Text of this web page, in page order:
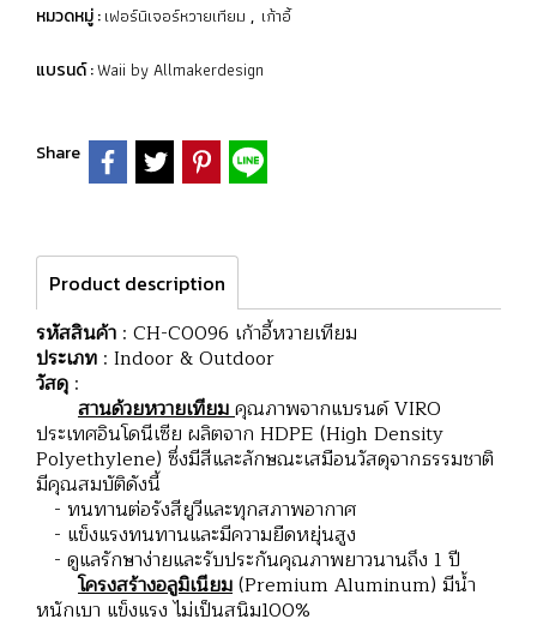
หมวดหมู่ :เฟอร์นิเจอร์หวายเทียม , เก้าอี้
แบรนด์ :Waii by Allmakerdesign
Share
Product description
รหัสสินค้า : CH-C0096 เก้าอี้หวายเทียม
ประเภท : Indoor & Outdoor
วัสดุ :
สานด้วยหวายเทียมคุณภาพจากแบรนด์ VIRO
ประเทศอินโดนีเซีย ผลิตจาก HDPE (High Density
Polyethylene) ซึ่งมีสีและลักษณะเสมือนวัสดุจากธรรมชาติ
มีคุณสมบัติดังนี้
- ทนทานต่อรังสียูวีและทุกสภาพอากาศ
- แข็งแรงทนทานและมีความยืดหยุ่นสูง
- ดูแลรักษาง่ายและรับประกันคุณภาพยาวนานถึง 1 ปี
โครงสร้างอลูมิเนียม(Premium Aluminum) มีน้ำ
หนักเบา แข็งแรง ไม่เป็นสนิม100%